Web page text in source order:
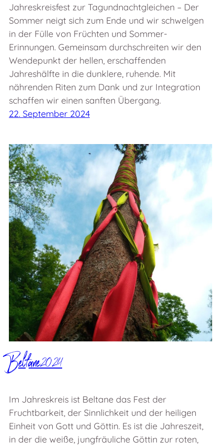
Jahreskreisfest zur Tagundnachtgleichen – Der
Sommer neigt sich zum Ende und wir schwelgen
in der Fülle von Früchten und Sommer-
Erinnungen. Gemeinsam durchschreiten wir den
Wendepunkt der hellen, erschaffenden
Jahreshälfte in die dunklere, ruhende. Mit
nährenden Riten zum Dank und zur Integration
schaffen wir einen sanften Übergang.
22. September 2024
Beltane2024
Im Jahreskreis ist Beltane das Fest der
Fruchtbarkeit, der Sinnlichkeit und der heiligen
Einheit von Gott und Göttin. Es ist die Jahreszeit,
in der die weiße, jungfräuliche Göttin zur roten,